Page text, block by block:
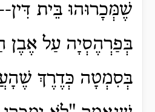
שֶׁמְּכָרוּהוּ בֵּית
בְּפַרְהֶסְיָה עַל אֶבֶן
בְּסִמְטָה כְּדֶרֶךְ